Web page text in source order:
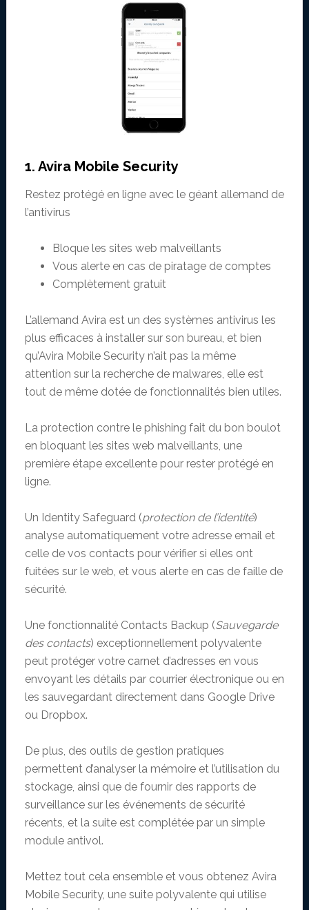
1. Avira Mobile Security
Restez protégé en ligne avec le géant allemand de
l’antivirus
Bloque les sites web malveillants
Vous alerte en cas de piratage de comptes
Complètement gratuit
L’allemand Avira est un des systèmes antivirus les
plus efficaces à installer sur son bureau, et bien
qu’Avira Mobile Security n’ait pas la même
attention sur la recherche de malwares, elle est
tout de même dotée de fonctionnalités bien utiles.
La protection contre le phishing fait du bon boulot
en bloquant les sites web malveillants, une
première étape excellente pour rester protégé en
ligne.
Un Identity Safeguard (protection de l’identité)
analyse automatiquement votre adresse email et
celle de vos contacts pour vérifier si elles ont
fuitées sur le web, et vous alerte en cas de faille de
sécurité.
Une fonctionnalité Contacts Backup (Sauvegarde
des contacts) exceptionnellement polyvalente
peut protéger votre carnet d’adresses en vous
envoyant les détails par courrier électronique ou en
les sauvegardant directement dans Google Drive
ou Dropbox.
De plus, des outils de gestion pratiques
permettent d’analyser la mémoire et l’utilisation du
stockage, ainsi que de fournir des rapports de
surveillance sur les événements de sécurité
récents, et la suite est complétée par un simple
module antivol.
Mettez tout cela ensemble et vous obtenez Avira
Mobile Security, une suite polyvalente qui utilise